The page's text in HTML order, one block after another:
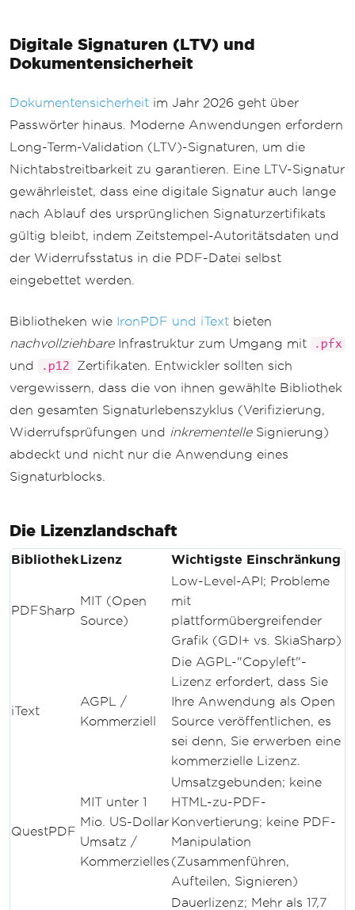
Digitale Signaturen (LTV) und
Dokumentensicherheit
Dokumentensicherheit im Jahr 2026 geht über
Passwörter hinaus. Moderne Anwendungen erfordern
Long-Term-Validation (LTV)-Signaturen, um die
Nichtabstreitbarkeit zu garantieren. Eine LTV-Signatur
gewährleistet, dass eine digitale Signatur auch lange
nach Ablauf des ursprünglichen Signaturzertifikats
gültig bleibt, indem Zeitstempel-Autoritätsdaten und
der Widerrufsstatus in die PDF-Datei selbst
eingebettet werden.
Bibliotheken wie IronPDF und iText bieten
nachvollziehbareInfrastruktur zum Umgang mit .pfx
und .p12
Zertifikaten. Entwickler sollten sich
vergewissern, dass die von ihnen gewählte Bibliothek
den gesamten Signaturlebenszyklus (Verifizierung,
Widerrufsprüfungen und inkrementelleSignierung)
abdeckt und nicht nur die Anwendung eines
Signaturblocks.
Die Lizenzlandschaft
BibliothekLizenz Wichtigste Einschränkung
PDFSharp
MIT (Open
Source)
Low-Level-API; Probleme
mit
plattformübergreifender
Grafik (GDI+ vs. SkiaSharp)
iText
AGPL /
Kommerziell
Die AGPL-"Copyleft"-
Lizenz erfordert, dass Sie
Ihre Anwendung als Open
Source veröffentlichen, es
sei denn, Sie erwerben eine
kommerzielle Lizenz.
QuestPDF
MIT unter 1
Mio. US-Dollar
Umsatz /
Kommerzielles
Umsatzgebunden; keine
HTML-zu-PDF-
Konvertierung; keine PDF-
Manipulation
(Zusammenführen,
Aufteilen, Signieren)
Dauerlizenz; Mehr als 17,7